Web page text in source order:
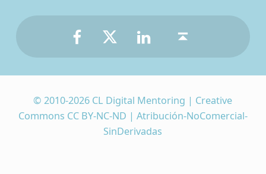
© 2010-2026 CL Digital Mentoring | Creative
Commons CC BY-NC-ND | Atribución-NoComercial-
SinDerivadas